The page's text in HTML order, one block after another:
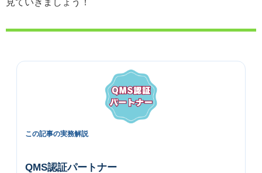
見ていきましょう！
この記事の実務解説
QMS認証パートナー